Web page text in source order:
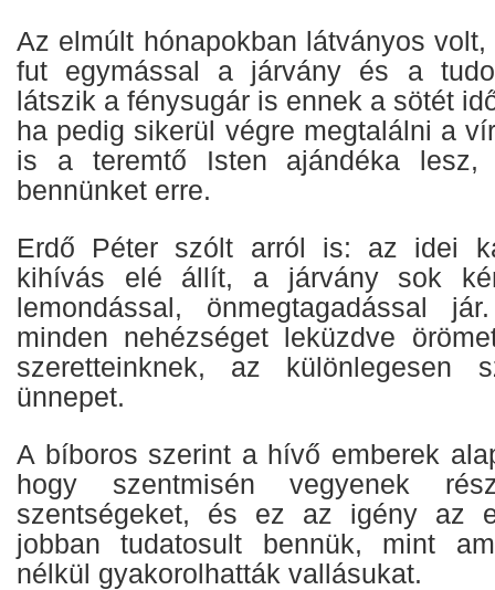
Az elmúlt hónapokban látványos
fut egymással a járvány és a
látszik a fénysugár is ennek a sötét
ha pedig sikerül végre megtalálni a
is a teremtő Isten ajándéka lesz,
bennünket erre.
Erdő Péter szólt arról is: az idei
kihívás elé állít, a járvány sok
lemondással, önmegtagadással
minden nehézséget leküzdve
szeretteinknek, az különlegesen
ünnepet.
A bíboros szerint a hívő emberek
hogy szentmisén vegyenek
szentségeket, és ez az igény az
jobban tudatosult bennük, mint
nélkül gyakorolhatták vallásukat.